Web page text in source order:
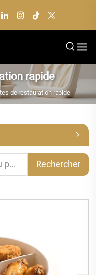
rapide
de restauration rapide
Rechercher